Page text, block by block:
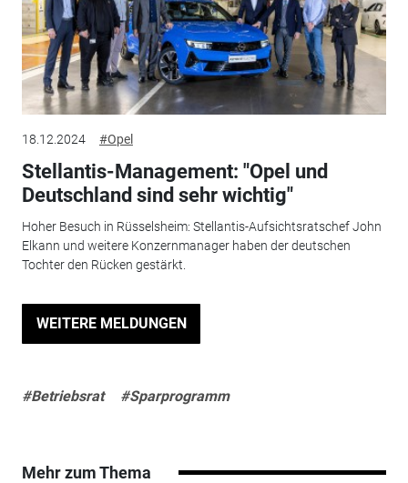
18.12.2024 #Opel
Stellantis-Management: "Opel und
Deutschland sind sehr wichtig"
Hoher Besuch in Rüsselsheim: Stellantis-Aufsichtsratschef John
Elkann und weitere Konzernmanager haben der deutschen
Tochter den Rücken gestärkt.
WEITERE MELDUNGEN
#Betriebsrat #Sparprogramm
Mehr zum Thema